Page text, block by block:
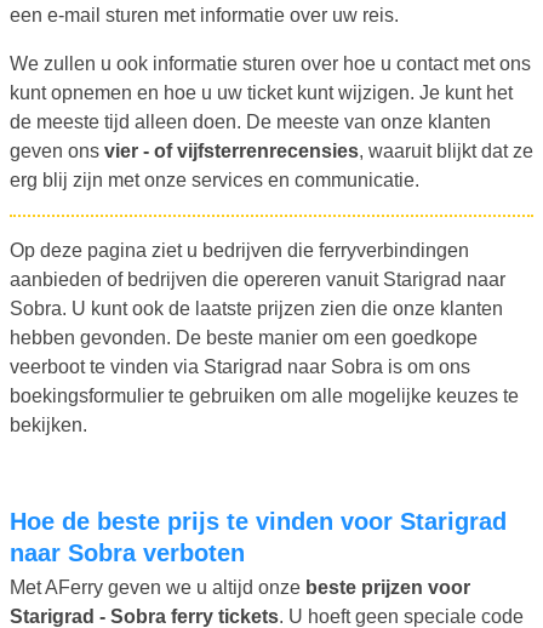
een e-mail sturen met informatie over uw reis.
We zullen u ook informatie sturen over hoe u contact met ons
kunt opnemen en hoe u uw ticket kunt wijzigen. Je kunt het
de meeste tijd alleen doen. De meeste van onze klanten
geven ons vier - of vijfsterrenrecensies, waaruit blijkt dat ze
erg blij zijn met onze services en communicatie.
Op deze pagina ziet u bedrijven die ferryverbindingen
aanbieden of bedrijven die opereren vanuit Starigrad naar
Sobra. U kunt ook de laatste prijzen zien die onze klanten
hebben gevonden. De beste manier om een goedkope
veerboot te vinden via Starigrad naar Sobra is om ons
boekingsformulier te gebruiken om alle mogelijke keuzes te
bekijken.
Hoe de beste prijs te vinden voor Starigrad
naar Sobra verboten
Met AFerry geven we u altijd onze beste prijzen voor
Starigrad - Sobra ferry tickets. U hoeft geen speciale code